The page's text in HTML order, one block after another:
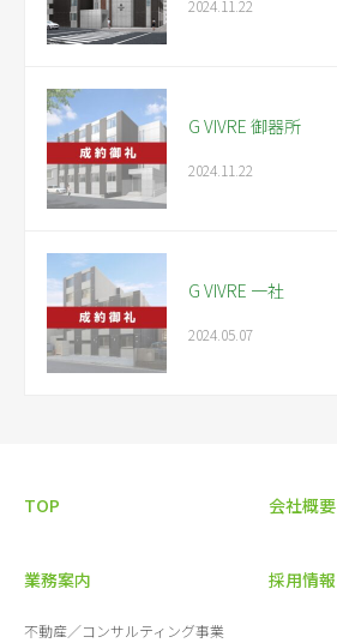
2024.11.22
G VIVRE 御器所
2024.11.22
G VIVRE 一社
2024.05.07
TOP 会社概要
業務案内
不動産／コンサルティング事業
採用情報